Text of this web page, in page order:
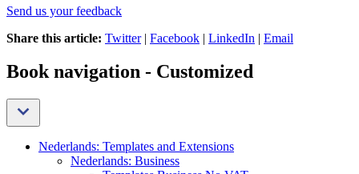
Send us your feedback
Share this article: Twitter| Facebook | LinkedIn | Email
Book navigation - Customized
Nederlands: Templates and Extensions
Nederlands: Business